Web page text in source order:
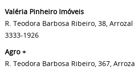
Valéria Pinheiro Imóveis
R. Teodora Barbosa Ribeiro, 38, Arrozal
3333-1926
Agro +
R. Teodora Barbosa Ribeiro, 367,